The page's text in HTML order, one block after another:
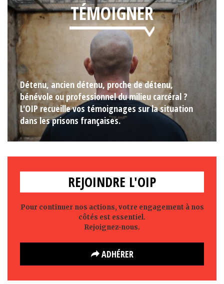
TÉMOIGNER
Détenu, ancien détenu, proche de détenu,
bénévole ou professionnel du milieu carcéral ?
L'OIP recueille vos témoignages sur la situation
dans les prisons françaises.
REJOINDRE L'OIP
Pour continuer nos actions, votre engagement à nos
côtés est essentiel.
Rejoignez-nous.
ADHÉRER